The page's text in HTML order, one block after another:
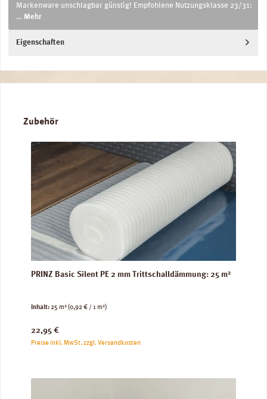
Markenware unschlagbar günstig! Empfohlene Nutzungsklasse 23/31:
… Mehr
Eigenschaften
Produktgalerie überspringen
Zubehör
PRINZ Basic Silent PE 2 mm Trittschalldämmung: 25 m²
Inhalt:25 m²(0,92 € / 1 m²)
Regulärer Preis:
22,95 €
Preise inkl. MwSt. zzgl. Versandkosten